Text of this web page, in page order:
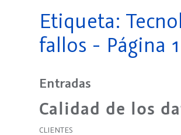
Etiqueta:
fallos - Página 1
Entradas
Calidad de los
CLIENTES